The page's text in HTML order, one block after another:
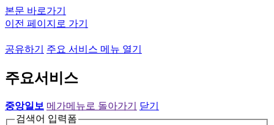
본문 바로가기
이전 페이지로 가기
공유하기 주요 서비스 메뉴 열기
주요서비스
중앙일보 메가메뉴로 돌아가기
닫기
검색어 입력폼